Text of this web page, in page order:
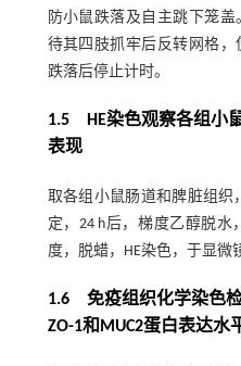
防小鼠跌落及自主跳下笼盖
待其四肢抓牢后反转网格
跌落后停止计时。
1.5 HE染色观察各组小
表现
取各组小鼠肠道和脾脏组织
定，24 h后，梯度乙醇脱水
度，脱蜡，HE染色，于显微
1.6 免疫组织化学染色
ZO-1和MUC2蛋白表达水